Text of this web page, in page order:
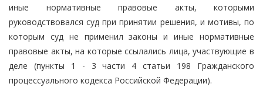
иные нормативные правовые акты, которыми
руководствовался суд при принятии решения, и мотивы, по
которым суд не применил законы и иные нормативные
правовые акты, на которые ссылались лица, участвующие в
деле (пункты 1 - 3 части 4 статьи 198 Гражданского
процессуального кодекса Российской Федерации).